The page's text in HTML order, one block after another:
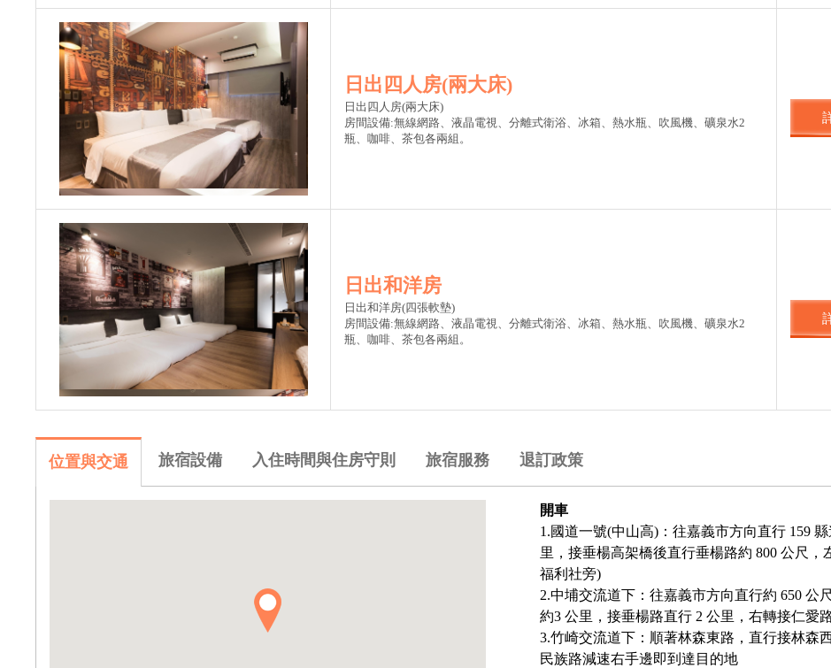
日出四人房(兩大床)
日出四人房(兩大床)
房間設備:無線網路、液晶電視、分離式衛浴、冰箱、熱水瓶、吹風機、礦泉水2
瓶、咖啡、茶包各兩組。
日出和洋房
日出和洋房(四張軟墊)
房間設備:無線網路、液晶電視、分離式衛浴、冰箱、熱水瓶、吹風機、礦泉水2
瓶、咖啡、茶包各兩組。
位置與交通 旅宿設備 入住時間與住房守則 旅宿服務 退訂政策
開車
1.國道一號(中山高)：往嘉義市方向直行 159
里，接垂楊高架橋後直行垂楊路約 800 公尺
福利社旁)
2.中埔交流道下：往嘉義市方向直行約 650
約3 公里，接垂楊路直行 2 公里，右轉接仁愛
3.竹崎交流道下：順著林森東路，直行接林森
民族路減速右手邊即到達目的地